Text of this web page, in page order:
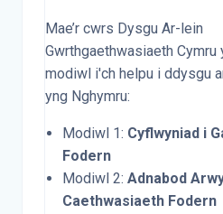
Mae’r cwrs Dysgu Ar-lein
Gwrthgaethwasiaeth Cymru
modiwl i'ch helpu i ddysgu
yng Nghymru:
Modiwl 1: Cyflwyniad i
Fodern
Modiwl 2:Adnabod
Caethwasiaeth Fodern